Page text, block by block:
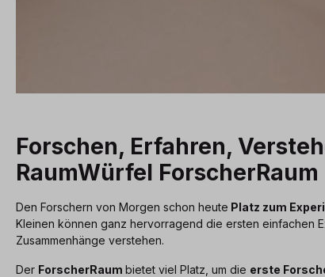
Forschen, Erfahren,
RaumWürfel ForscherRaum
Den Forschern von Morgen schon heute Platz zum
Kleinen können ganz hervorragend die ersten einfachen
Zusammenhänge verstehen.
Der ForscherRaum bietet viel Platz, um die erste